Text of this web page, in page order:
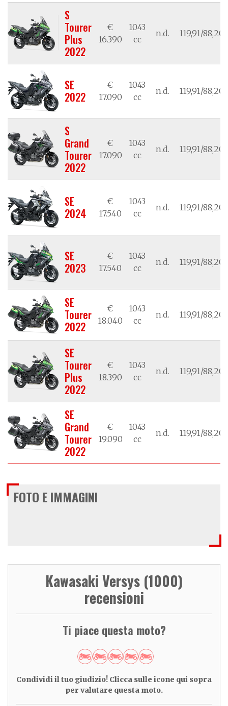
S
Tourer
Plus
2022
€
16.390
1043
cc
n.d. 119,91/88,20
SE
2022
€
17.090
1043
cc
n.d. 119,91/88,20
S
Grand
Tourer
2022
€
17.090
1043
cc
n.d. 119,91/88,20
SE
2024
€
17.540
1043
cc
n.d. 119,91/88,20
SE
2023
€
17.540
1043
cc
n.d. 119,91/88,20
SE
Tourer
2022
€
18.040
1043
cc
n.d. 119,91/88,20
SE
Tourer
Plus
2022
€
18.390
1043
cc
n.d. 119,91/88,20
SE
Grand
Tourer
2022
€
19.090
1043
cc
n.d. 119,91/88,20
FOTO E IMMAGINI
Kawasaki Versys (1000)
recensioni
Ti piace questa moto?
Condividi il tuo giudizio! Clicca sulle icone qui sopra
per valutare questa moto.